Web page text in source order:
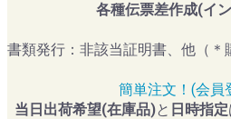
各種伝票差作成(イ
書類発行：非該当証明書、他（＊
簡単注文！(会員
当日出荷希望(在庫品)と 日時指定